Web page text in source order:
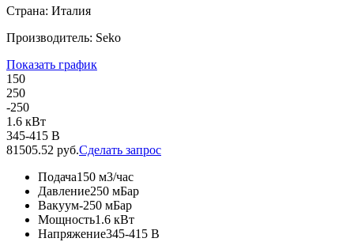
Страна: Италия
Производитель: Seko
Показать график
150
250
-250
1.6 кВт
345-415 В
81505.52 руб.Сделать запрос
Подача150 м3/час
Давление250 мБар
Вакуум-250 мБар
Мощность1.6 кВт
Напряжение345-415 В